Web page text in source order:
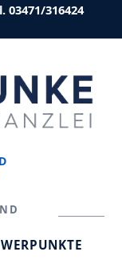
03471/316424